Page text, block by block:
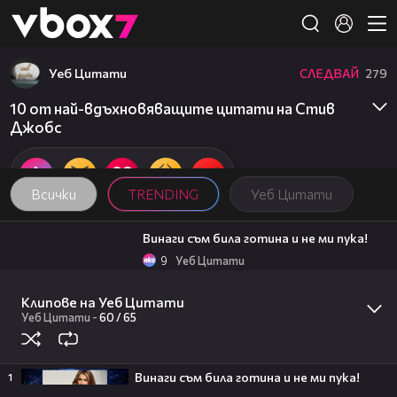
👾
Клипове на Уеб Цитати
Уеб Цитати -60 /65
1 Винаги съм била готина и не ми пука!
Всички TRENDING Уеб Цитати
Уеб Цитати СЛЕДВАЙ 279
10 от най-вдъхновяващите цитати на Стив
Джобс
01:48
Винаги съм била готина и не ми пука!
9 Уеб Цитати
Лама
безразсъдно“: Очевидец за
катастрофата край Шереметя